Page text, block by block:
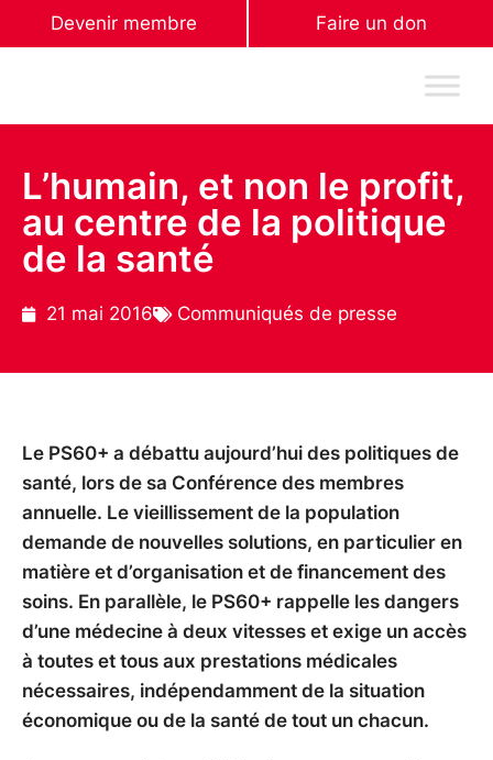
Devenir membre Faire un don
L’humain, et non le profit,
au centre de la politique
de la santé
21 mai 2016 Communiqués de presse
Le PS60+ a débattu aujourd’hui des politiques de
santé, lors de sa Conférence des membres
annuelle. Le vieillissement de la population
demande de nouvelles solutions, en particulier en
matière et d’organisation et de financement des
soins. En parallèle, le PS60+ rappelle les dangers
d’une médecine à deux vitesses et exige un accès
à toutes et tous aux prestations médicales
nécessaires, indépendamment de la situation
économique ou de la santé de tout un chacun.